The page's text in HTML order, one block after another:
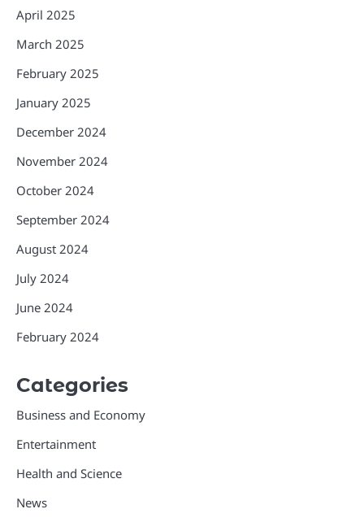
April 2025
March 2025
February 2025
January 2025
December 2024
November 2024
October 2024
September 2024
August 2024
July 2024
June 2024
February 2024
Categories
Business and Economy
Entertainment
Health and Science
News